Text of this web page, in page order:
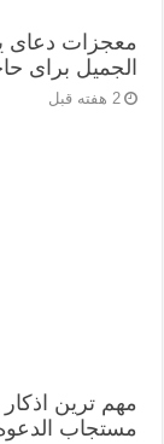
معجزات دعای
الجمیل برای
2 هفته قبل
مهم ترین
مستجاب